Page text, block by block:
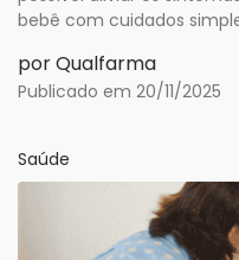
bebê com cuidados
por Qualfarma
Publicado em 20/11/2025
Saúde